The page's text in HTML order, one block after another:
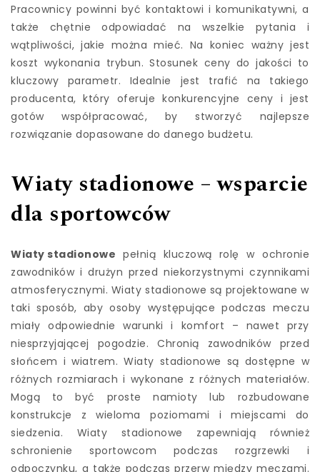
Pracownicy powinni być kontaktowi i komunikatywni, a
także chętnie odpowiadać na wszelkie pytania i
wątpliwości, jakie można mieć. Na koniec ważny jest
koszt wykonania trybun. Stosunek ceny do jakości to
kluczowy parametr. Idealnie jest trafić na takiego
producenta, który oferuje konkurencyjne ceny i jest
gotów współpracować, by stworzyć najlepsze
rozwiązanie dopasowane do danego budżetu.
Wiaty stadionowe – wsparcie
dla sportowców
Wiaty stadionowe pełnią kluczową rolę w ochronie
zawodników i drużyn przed niekorzystnymi czynnikami
atmosferycznymi. Wiaty stadionowe są projektowane w
taki sposób, aby osoby występujące podczas meczu
miały odpowiednie warunki i komfort – nawet przy
niesprzyjającej pogodzie. Chronią zawodników przed
słońcem i wiatrem. Wiaty stadionowe są dostępne w
różnych rozmiarach i wykonane z różnych materiałów.
Mogą to być proste namioty lub rozbudowane
konstrukcje z wieloma poziomami i miejscami do
siedzenia. Wiaty stadionowe zapewniają również
schronienie sportowcom podczas rozgrzewki i
odpoczynku, a także podczas przerw między meczami.